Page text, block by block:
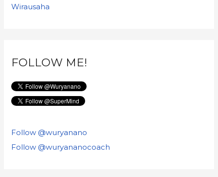
Wirausaha
FOLLOW ME!
Follow @wuryanano
Follow @wuryananocoach